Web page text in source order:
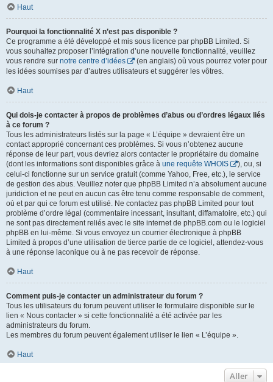
Haut
Pourquoi la fonctionnalité X n’est pas disponible ?
Ce programme a été développé et mis sous licence par phpBB Limited. Si
vous souhaitez proposer l’intégration d’une nouvelle fonctionnalité, veuillez
vous rendre sur notre centre d’idées
(en anglais) où vous pourrez voter pour
les idées soumises par d’autres utilisateurs et suggérer les vôtres.
Haut
Qui dois-je contacter à propos de problèmes d’abus ou d’ordres légaux liés
à ce forum ?
Tous les administrateurs listés sur la page « L’équipe » devraient être un
contact approprié concernant ces problèmes. Si vous n’obtenez aucune
réponse de leur part, vous devriez alors contacter le propriétaire du domaine
(dont les informations sont disponibles grâce à une requête WHOIS
), ou, si
celui-ci fonctionne sur un service gratuit (comme Yahoo, Free, etc.), le service
de gestion des abus. Veuillez noter que phpBB Limited n’a absolument aucune
juridiction et ne peut en aucun cas être tenu comme responsable de comment,
où et par qui ce forum est utilisé. Ne contactez pas phpBB Limited pour tout
problème d’ordre légal (commentaire incessant, insultant, diffamatoire, etc.) qui
ne sont pas directement reliés avec le site internet de phpBB.com ou le logiciel
phpBB en lui-même. Si vous envoyez un courrier électronique à phpBB
Limited à propos d’une utilisation de tierce partie de ce logiciel, attendez-vous
à une réponse laconique ou à ne pas recevoir de réponse.
Haut
Comment puis-je contacter un administrateur du forum ?
Tous les utilisateurs du forum peuvent utiliser le formulaire disponible sur le
lien « Nous contacter » si cette fonctionnalité a été activée par les
administrateurs du forum.
Les membres du forum peuvent également utiliser le lien « L’équipe ».
Haut
Aller